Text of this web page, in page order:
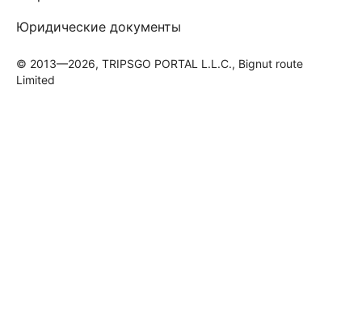
Юридические документы
© 2013—2026, TRIPSGO PORTAL L.L.C., Bignut route
Limited